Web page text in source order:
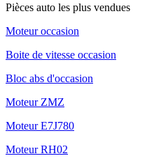
Pièces auto les plus vendues
Moteur occasion
Boite de vitesse occasion
Bloc abs d'occasion
Moteur ZMZ
Moteur E7J780
Moteur RH02